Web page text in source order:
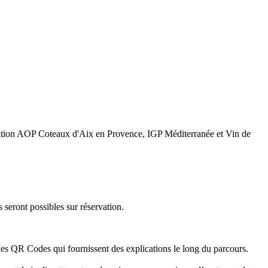
AOP Coteaux d'Aix en Provence, IGP Méditerranée et Vin de
seront possibles sur réservation.
QR Codes qui fournissent des explications le long du parcours.